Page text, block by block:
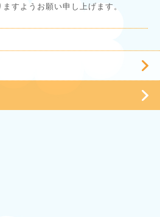
すようお願い申し上げます。